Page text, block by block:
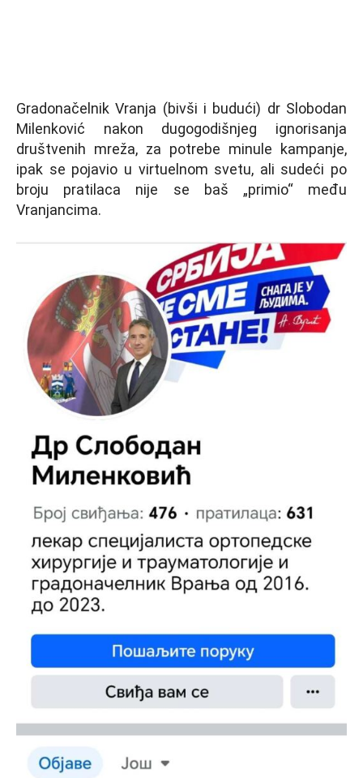
Gradonačelnik Vranja (bivši i budući) dr Slobodan
Milenković nakon dugogodišnjeg ignorisanja
društvenih mreža, za potrebe minule kampanje,
ipak se pojavio u virtuelnom svetu, ali sudeći po
broju pratilaca nije se baš „primio“ među
Vranjancima.